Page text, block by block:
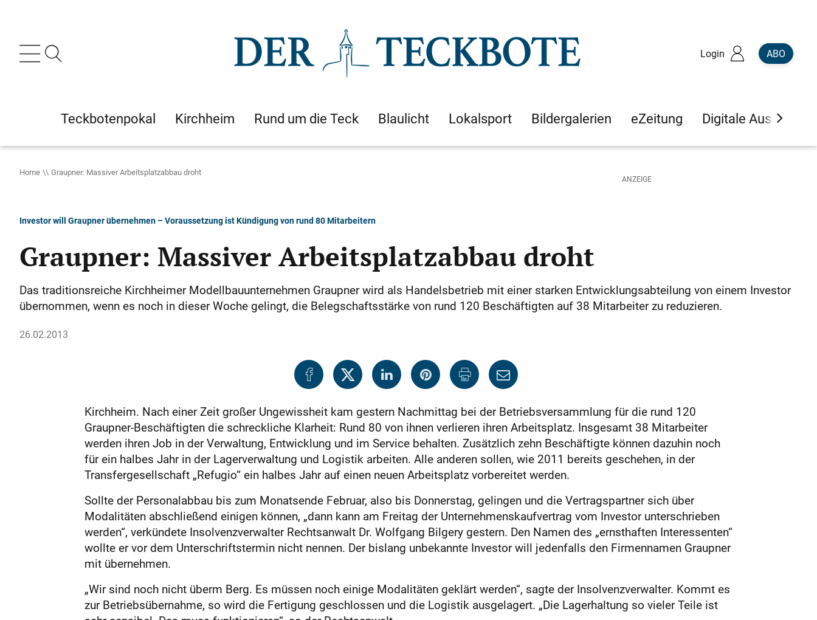
Login ABO
Teckbotenpokal Kirchheim Rund um die Teck Blaulicht Lokalsport Bildergalerien eZeitung Digitale Ausgaben
Home Graupner: Massiver Arbeitsplatzabbau droht
Investor will Graupner übernehmen – Voraussetzung ist Kündigung von rund 80 Mitarbeitern
Graupner: Massiver Arbeitsplatzabbau droht
Das traditionsreiche Kirchheimer Modellbauunternehmen Graupner wird als Handelsbetrieb mit einer starken Entwicklungsabteilung von einem Investor
übernommen, wenn es noch in dieser Woche gelingt, die Belegschaftsstärke von rund 120 Beschäftigten auf 38 Mitarbeiter zu reduzieren.
26.02.2013
Kirchheim. Nach einer Zeit großer Ungewissheit kam gestern Nachmittag bei der Betriebsversammlung für die rund 120
Graupner-Beschäftigten die schreckliche Klarheit: Rund 80 von ihnen verlieren ihren Arbeitsplatz. Insgesamt 38 Mitarbeiter
werden ihren Job in der Verwaltung, Entwicklung und im Service behalten. Zusätzlich zehn Beschäftigte können dazuhin noch
für ein halbes Jahr in der Lagerverwaltung und Logistik arbeiten. Alle anderen sollen, wie 2011 bereits geschehen, in der
Transfergesellschaft „Refugio“ ein halbes Jahr auf einen neuen Arbeitsplatz vorbereitet werden.
Sollte der Personalabbau bis zum Monatsende Februar, also bis Donnerstag, gelingen und die Vertragspartner sich über
Modalitäten abschließend einigen können, „dann kann am Freitag der Unternehmenskaufvertrag vom Investor unterschrieben
werden“, verkündete Insolvenzverwalter Rechtsanwalt Dr. Wolfgang Bilgery gestern. Den Namen des „ernsthaften Interessenten“
wollte er vor dem Unterschriftstermin nicht nennen. Der bislang unbekannte Investor will jedenfalls den Firmennamen Graupner
mit übernehmen.
„Wir sind noch nicht überm Berg. Es müssen noch einige Modalitäten geklärt werden“, sagte der Insolvenzverwalter. Kommt es
zur Betriebsübernahme, so wird die Fertigung geschlossen und die Logistik ausgelagert. „Die Lagerhaltung so vieler Teile ist